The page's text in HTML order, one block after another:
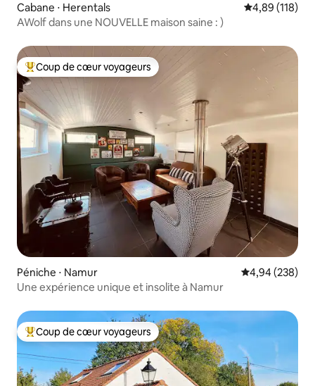
Cabane ⋅ Herentals Évaluation
4,89 (118)
AWolf dans une NOUVELLE maison saine : )
Coups de cœur voyageurs les plus appréciés
Coup de cœur voyageurs
Péniche ⋅ Namur Évaluation
4,94 (238)
Une expérience unique et insolite à Namur
Coups de cœur voyageurs les plus appréciés
Coup de cœur voyageurs